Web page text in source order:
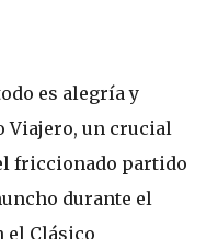
es alegría y
Viajero, un crucial
friccionado partido
durante el
el Clásico